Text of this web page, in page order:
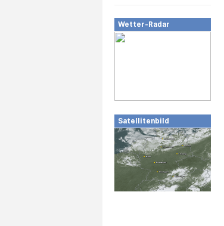
Wetter-Radar
Satellitenbild